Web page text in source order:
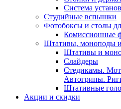
Система
Студийные вспышки
Фотобоксы и столы
Комиссионные
Штативы, моноподы
Штативы и
Слайдеры
Стедикамы.
Автогрипы.
Штативные
Акции и скидки